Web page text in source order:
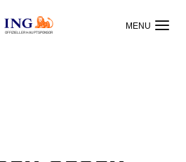
OFFIZIELLER HAUPTSPONSOR